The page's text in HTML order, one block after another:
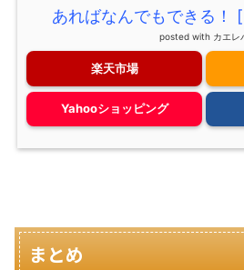
あればなんでもできる！
posted with カエレ
楽天市場
Yahooショッピング
まとめ